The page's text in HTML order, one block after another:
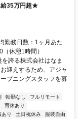
35万円超★
勤務日数：1ヶ月あた
休憩1時間）
誇る株式会社はなま
迎えするため、アジャ
プニングスタッフを募
転勤なし
フルリモート
育休あり
り 土日祝休み 服装自由